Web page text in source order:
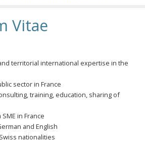
Vitae
territorial international expertise in the
sector in France
training, education, sharing of
in France
and English
nationalities